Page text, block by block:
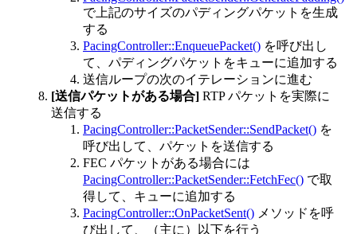
で上記のサイズのパディングパケットを生成
する
PacingController::EnqueuePacket() を呼び出し
て、パディングパケットをキューに追加する
送信ループの次のイテレーションに進む
[送信パケットがある場合] RTP パケットを実際に
送信する
PacingController::PacketSender::SendPacket() を
呼び出して、パケットを送信する
FEC パケットがある場合には
PacingController::PacketSender::FetchFec() で取
得して、キューに追加する
PacingController::OnPacketSent() メソッドを呼
び出して、（主に）以下を行う